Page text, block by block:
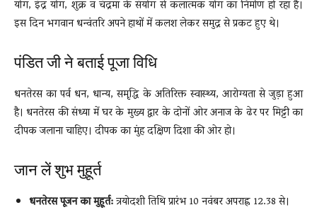
योग, इंद्र योग, शुक्र व चंद्रमा के संयोग से कलात्मक योग का निर्माण हो रहा है।
इस दिन भगवान धन्वंतरि अपने हाथों में कलश लेकर समुद्र से प्रकट हुए थे।
पंडित जी ने बताई पूजा विधि
धनतेरस का पर्व धन, धान्य, समृद्धि के अतिरिक्त स्वास्थ्य, आरोग्यता से जुड़ा हुआ
है। धनतेरस की संध्या में घर के मुख्य द्वार के दोनों ओर अनाज के ढेर पर मिट्टी का
दीपक जलाना चाहिए। दीपक का मुंह दक्षिण दिशा की ओर हो।
जान लें शुभ मुहूर्त
धनतेरस पूजन का मुहूर्त:त्रयोदशी तिथि प्रारंभ 10 नवंबर अपराह्न 12.38 से।